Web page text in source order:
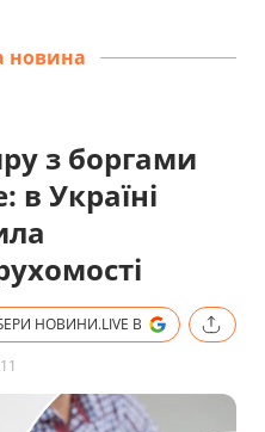
новина
з боргами
в Україні
НОВИНИ.LIVE В